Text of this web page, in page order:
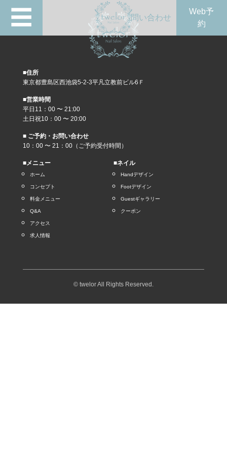
☰ 問い合わせ
Web予
約
■住所
東京都豊島区西池袋5-2-3平凡立教前ビル6Ｆ
■営業時間
平日11：00 〜 21:00
土日祝10：00 〜 20:00
■ ご予約・お問い合わせ
10：00 〜 21：00（ご予約受付時間）
■メニュー
ホーム
コンセプト
料金メニュー
Q&A
アクセス
求人情報
■ネイル
Handデザイン
Footデザイン
Guestギャラリー
クーポン
© twelor All Rights Reserved.